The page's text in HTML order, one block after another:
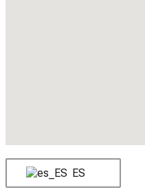
ES